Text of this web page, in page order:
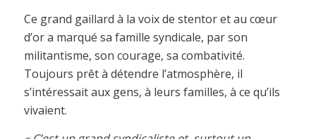
Ce grand gaillard à la voix de stentor et au cœur
d’or a marqué sa famille syndicale, par son
militantisme, son courage, sa combativité.
Toujours prêt à détendre l’atmosphère, il
s’intéressait aux gens, à leurs familles, à ce qu’ils
vivaient.